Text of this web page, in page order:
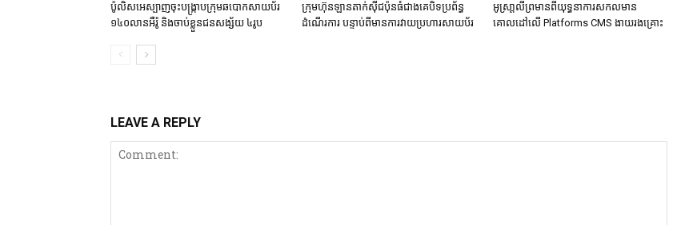
ប៉ូលិសអេស្បាញចុះបង្រ្កាបក្រុមឆបោកសាយប័រ
១៤០លានអឺរ៉ូ និងចាប់ខ្លួនជនសង្ស័យ ៤រូប
ក្រុមហ៊ុនឡានតាក់ស៊ីជប៉ុនធំជាងគេបិទប្រព័ន្ធ
ដំណើរការ បន្ទាប់ពីមានការវាយប្រហារសាយប័រ
អូស្រា្តលីព្រមានពីយុទ្ធនាការសកលមាន
គោលដៅលើ Platforms CMS ងាយរងគ្រោះ
LEAVE A REPLY